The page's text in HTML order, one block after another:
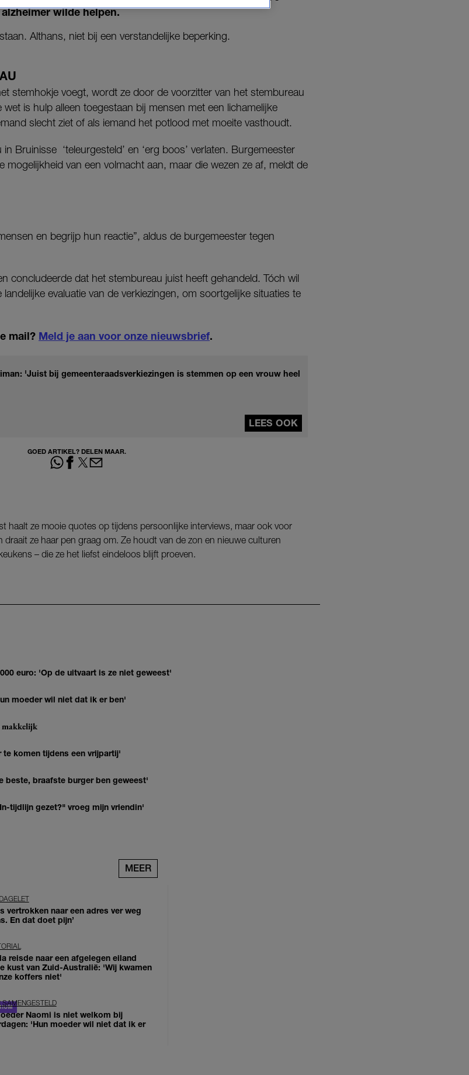
wilde helpen.
Althans, niet bij een verstandelijke beperking.
stemhokje voegt, wordt ze door de voorzitter van het stembureau
is hulp alleen toegestaan bij mensen met een lichamelijke
slecht ziet of als iemand het potlood met moeite vasthoudt.
Bruinisse ‘teleurgesteld’ en ‘erg boos’ verlaten. Burgemeester
van een volmacht aan, maar die wezen ze af, meldt de
en begrijp hun reactie”, aldus de burgemeester tegen
concludeerde dat het stembureau juist heeft gehandeld. Tóch wil
evaluatie van de verkiezingen, om soortgelijke situaties te
mail? Meld je aan voor onze nieuwsbrief.
'Juist bij gemeenteraadsverkiezingen is stemmen op een vrouw heel
LEES OOK
GOED ARTIKEL? DELEN MAAR.
haalt ze mooie quotes op tijdens persoonlijke interviews, maar ook voor
draait ze haar pen graag om. Ze houdt van de zon en nieuwe culturen
– die ze het liefst eindeloos blijft proeven.
euro: 'Op de uitvaart is ze niet geweest'
moeder wil niet dat ik er ben'
makkelijk
te komen tijdens een vrijpartij'
beste, braafste burger ben geweest'
tijdlijn gezet?" vroeg mijn vriendin'
MEER
vertrokken naar een adres ver weg
En dat doet pijn’
reisde naar een afgelegen eiland
kust van Zuid-Australië: 'Wij kwamen
koffers niet'
SAMENGESTELD
Naomi is niet welkom bij
'Hun moeder wil niet dat ik er